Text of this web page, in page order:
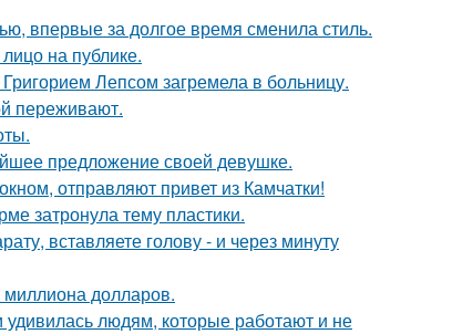
впервые за долгое время сменила стиль.
на публике.
Лепсом загремела в больницу.
переживают.
предложение своей девушке.
отправляют привет из Камчатки!
затронула тему пластики.
вставляете голову - и через минуту
долларов.
людям, которые работают и не